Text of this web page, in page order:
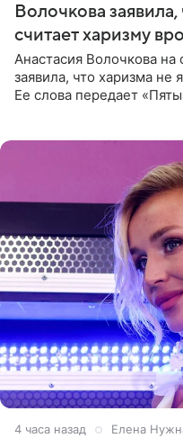
Волочкова заявила,
считает харизму
Анастасия Волочкова
заявила, что харизма
Ее слова передает
4 часа назад Елена